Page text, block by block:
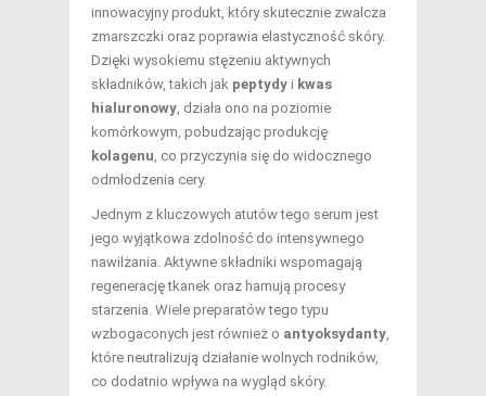
innowacyjny produkt, który skutecznie zwalcza
zmarszczki oraz poprawia elastyczność skóry.
Dzięki wysokiemu stężeniu aktywnych
składników, takich jak peptydy i kwas
hialuronowy , działa ono na poziomie
komórkowym, pobudzając produkcję
kolagenu , co przyczynia się do widocznego
odmłodzenia cery.
Jednym z kluczowych atutów tego serum jest
jego wyjątkowa zdolność do intensywnego
nawilżania. Aktywne składniki wspomagają
regenerację tkanek oraz hamują procesy
starzenia. Wiele preparatów tego typu
wzbogaconych jest również o antyoksydanty
które neutralizują działanie wolnych rodników,
co dodatnio wpływa na wygląd skóry.